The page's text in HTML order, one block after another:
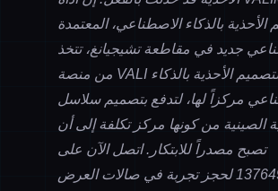
الأحذية بالذكاء الاصطناعي، المعتمدة
جديد في مقاطعة تشيجيانغ، تتخذ
من منصة VALI لتصميم الأحذية بالذكاء
مركزاً لها، لتدفع بتصميم سلاسل
الصينية من كونها مركز تكلفة إلى أن
تصبح مصدراً للابتكار. اتصل الآن على
لحجز تجربة في صالات العرض